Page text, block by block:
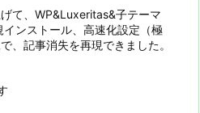
て、WP&Luxeritas&子テーマ
ンストール、高速化設定（極
、記事消失を再現できました。